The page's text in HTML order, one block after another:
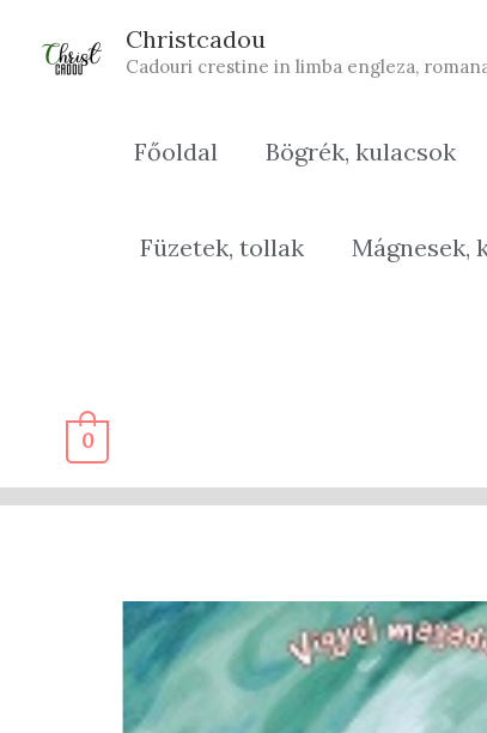
Christcadou
Cadouri crestine in limba engleza,
Főoldal Bögrék, kulacsok
Füzetek, tollak Mágnesek,
0